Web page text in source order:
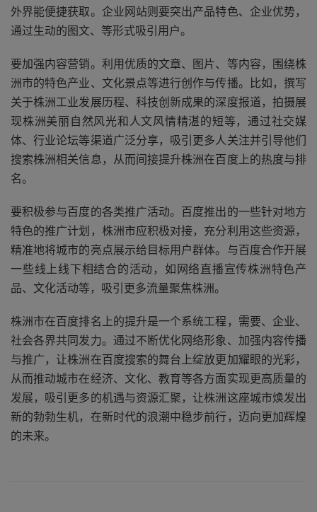
外界能便捷获取。企业网站则要突出产品特色、企业优势，
通过生动的图文、等形式吸引用户。
要加强内容营销。利用优质的文章、图片、等内容，围绕株
洲市的特色产业、文化景点等进行创作与传播。比如，撰写
关于株洲工业发展历程、科技创新成果的深度报道，拍摄展
现株洲美丽自然风光和人文风情精湛的短等，通过社交媒
体、行业论坛等渠道广泛分享，吸引更多人关注并引导他们
搜索株洲相关信息，从而间接提升株洲在百度上的热度与排
名。
要积极参与百度的各类推广活动。百度推出的一些针对地方
特色的推广计划，株洲市应积极对接，充分利用这些资源，
精准地将城市的亮点展示给目标用户群体。与百度合作开展
一些线上线下相结合的活动，如网络直播宣传株洲特色产
品、文化活动等，吸引更多流量聚焦株洲。
株洲市在百度排名上的提升是一个系统工程，需要、企业、
社会各界共同发力。通过不断优化网络形象、加强内容传播
与推广，让株洲在百度搜索的舞台上绽放更加耀眼的光彩，
从而推动城市在经济、文化、教育等各方面实现更高质量的
发展，吸引更多的机遇与资源汇聚，让株洲这座城市焕发出
新的勃勃生机，在新时代的浪潮中稳步前行，迈向更加辉煌
的未来。